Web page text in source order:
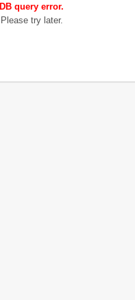
DB query error.
Please try later.